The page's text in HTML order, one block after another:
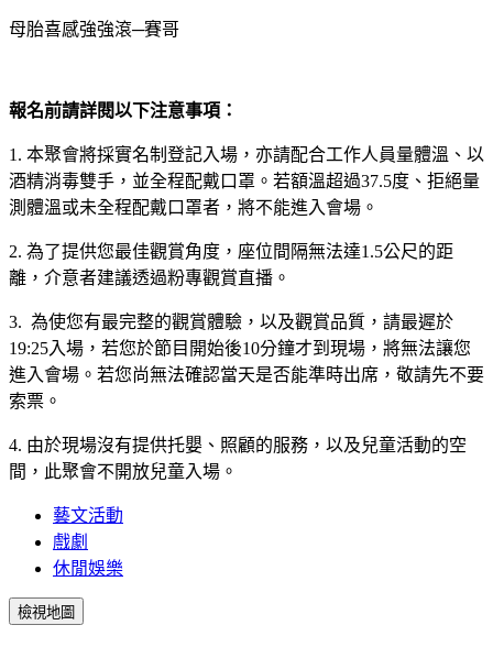
母胎喜感強強滾─賽哥
報名前請詳閱以下注意事項：
1. 本聚會將採實名制登記入場，亦請配合工作人員量體溫、以
酒精消毒雙手，並全程配戴口罩。若額溫超過37.5度、拒絕量
測體溫或未全程配戴口罩者，將不能進入會場。
2. 為了提供您最佳觀賞角度，座位間隔無法達1.5公尺的距
離，介意者建議透過粉專觀賞直播。
3. 為使您有最完整的觀賞體驗，以及觀賞品質，請最遲於
19:25入場，若您於節目開始後10分鐘才到現場，將無法讓您
進入會場。若您尚無法確認當天是否能準時出席，敬請先不要
索票。
4. 由於現場沒有提供托嬰、照顧的服務，以及兒童活動的空
間，此聚會不開放兒童入場。
藝文活動
戲劇
休閒娛樂
檢視地圖